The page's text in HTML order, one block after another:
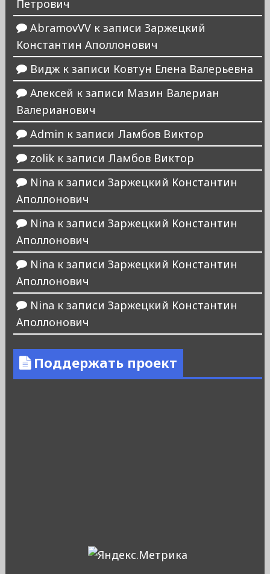
Петрович
AbramovVVк записи Заржецкий
Константин Аполлонович
Виджк записи Ковтун Елена Валерьевна
Алексей к записи Мазин Валериан
Валерианович
Admin к записи Ламбов Виктор
zolikк записи Ламбов Виктор
Nina к записи Заржецкий Константин
Аполлонович
Nina к записи Заржецкий Константин
Аполлонович
Nina к записи Заржецкий Константин
Аполлонович
Nina к записи Заржецкий Константин
Аполлонович
Поддержать проект